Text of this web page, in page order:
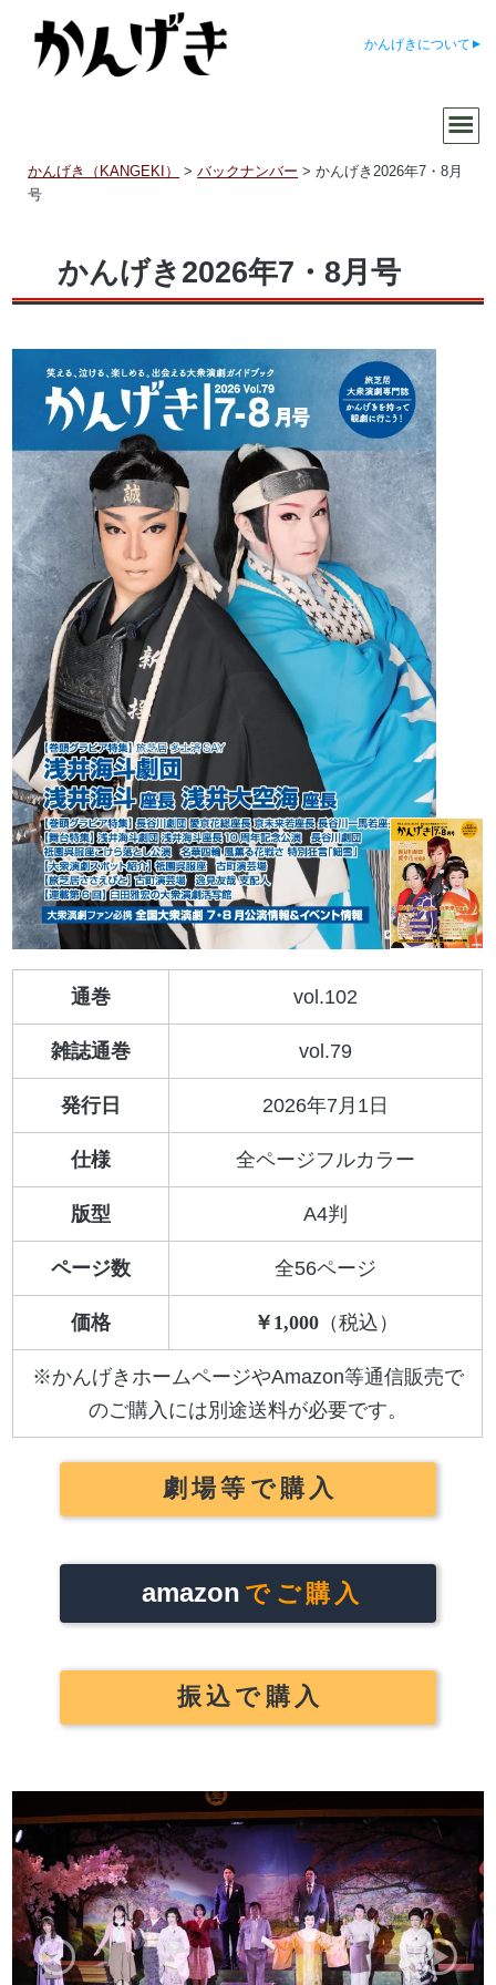
かんげきについて
かんげき（KANGEKI） >バックナンバー >かんげき2026年7・8月
号
かんげき2026年7・8月号
通巻 vol.102
雑誌通巻 vol.79
発行日 2026年7月1日
仕様 全ページフルカラー
版型 A4判
ページ数 全56ページ
価格 1,000
※かんげきホームページやAmazon等通信販売で
のご購入には別途送料が必要です。
劇場等で購入
amazon でご購入
振込で購入